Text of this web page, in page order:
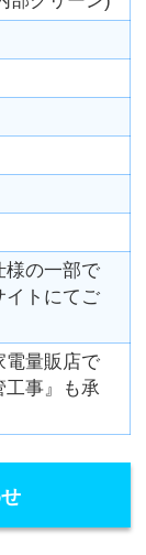
の一部で
イトにてご
量販店で
工事』も承